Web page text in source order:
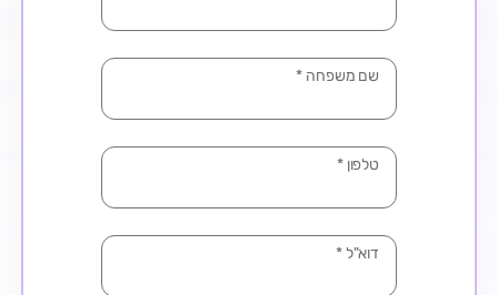
שם משפחה *
טלפון*
דוא"ל*